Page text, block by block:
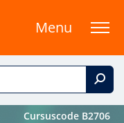
Menu
Cursuscode B2706